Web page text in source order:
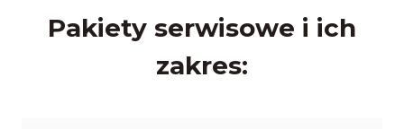
Pakiety serwisowe i ich
zakres: